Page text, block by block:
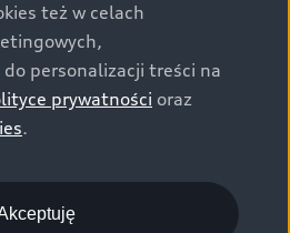
obecnie samochody marki Audi
spełniających pod
i recyklingu wymagania
22628 i są zgodne z
homologacji wydanymi wg
zapewnienia wszystkim
marki Volkswagen sieci
też w celach
do personalizacji treści na
prywatności oraz
.